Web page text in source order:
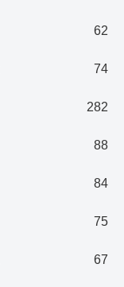
62
74
282
88
84
75
67